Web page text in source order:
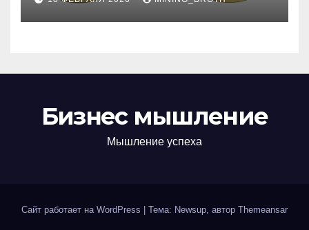
руководство
Бизнес мышление
Мышление успеха
Сайт работает на WordPress Тема: Newsup, автор Themeansar